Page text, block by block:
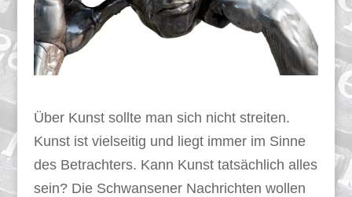
Über Kunst sollte man sich nicht streiten.
Kunst ist vielseitig und liegt immer im Sinne
des Betrachters. Kann Kunst tatsächlich alles
sein? Die Schwansener Nachrichten wollen